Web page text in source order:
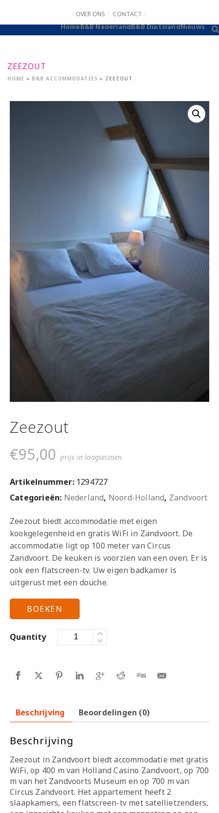
OVER ONS CONTACT
HomeB&B NederlandB&B DuitslandNieuws
ZEEZOUT
HOME » B&B ACCOMMODATIES » ZEEZOUT
Zeezout
€95,00 prijs in laagseizoen
Artikelnummer: 1294727
Categorieën: Nederland, Noord-Holland, Zandvoort
Zeezout biedt accommodatie met eigen
kookgelegenheid en gratis WiFi in Zandvoort. De
accommodatie ligt op 100 meter van Circus
Zandvoort. De keuken is voorzien van een oven. Er is
ook een flatscreen-tv. Uw eigen badkamer is
uitgerust met een douche.
BOEKEN
Quantity
Beschrijving Beoordelingen (0)
Beschrijving
Zeezout in Zandvoort biedt accommodatie met gratis
WiFi, op 400 m van Holland Casino Zandvoort, op 700
m van het Zandvoorts Museum en op 700 m van
Circus Zandvoort. Het appartement heeft 2
slaapkamers, een flatscreen-tv met satellietzenders,